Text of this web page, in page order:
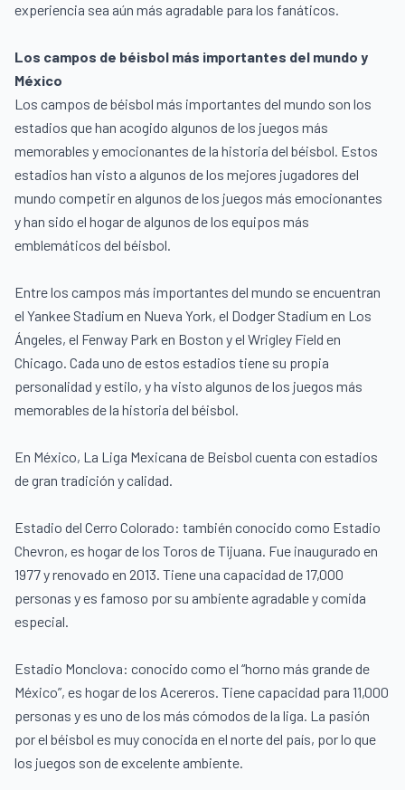
experiencia sea aún más agradable para los fanáticos.
Los campos de béisbol más importantes del mundo y
México
Los campos de béisbol más importantes del mundo son los
estadios que han acogido algunos de los juegos más
memorables y emocionantes de la historia del béisbol. Estos
estadios han visto a algunos de los mejores jugadores del
mundo competir en algunos de los juegos más emocionantes
y han sido el hogar de algunos de los equipos más
emblemáticos del béisbol.
Entre los campos más importantes del mundo se encuentran
el Yankee Stadium en Nueva York, el Dodger Stadium en Los
Ángeles, el Fenway Park en Boston y el Wrigley Field en
Chicago. Cada uno de estos estadios tiene su propia
personalidad y estilo, y ha visto algunos de los juegos más
memorables de la historia del béisbol.
En México, La Liga Mexicana de Beisbol cuenta con estadios
de gran tradición y calidad.
Estadio del Cerro Colorado: también conocido como Estadio
Chevron, es hogar de los Toros de Tijuana. Fue inaugurado en
1977 y renovado en 2013. Tiene una capacidad de 17,000
personas y es famoso por su ambiente agradable y comida
especial.
Estadio Monclova: conocido como el “horno más grande de
México”, es hogar de los Acereros. Tiene capacidad para 11,000
personas y es uno de los más cómodos de la liga. La pasión
por el béisbol es muy conocida en el norte del país, por lo que
los juegos son de excelente ambiente.